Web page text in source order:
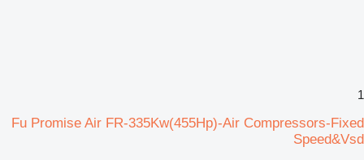
1
Fu Promise Air FR-335Kw(455Hp)-Air Compressors-Fixed
Speed&Vsd